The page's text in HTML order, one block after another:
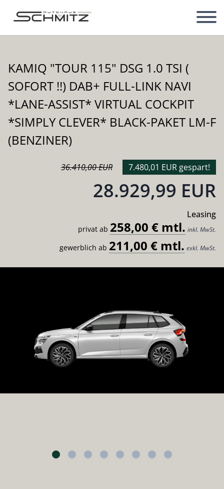
KAMIQ "TOUR 115" DSG 1.0 TSI (
SOFORT !!) DAB+ FULL-LINK NAVI
*LANE-ASSIST* VIRTUAL COCKPIT
*SIMPLY CLEVER* BLACK-PAKET LM-F
(BENZINER)
36.410,00 EUR 7.480,01 EUR gespart!
28.929,99 EUR
Leasing
privat ab 258,00 € mtl. inkl. MwSt.
gewerblich ab 211,00 € mtl. exkl. MwSt.